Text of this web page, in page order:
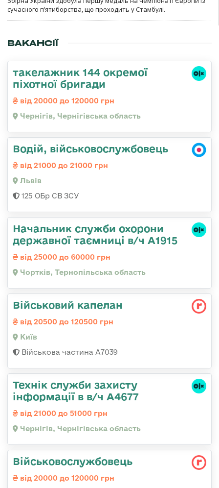
сучасного п’ятиборства, що проходить у Стамбулі.
ВАКАНСІЇ
такелажник 144 окремої
піхотної бригади
від 20000 до 120000 грн
Чернігів, Чернігівська область
Водій, військовослужбовець
від 21000 до 21000 грн
Львів
125 ОБр СВ ЗСУ
Начальник служби охорони
державної таємниці в/ч А1915
від 25000 до 60000 грн
Чортків, Тернопільська область
Військовий капелан
від 20500 до 120500 грн
Київ
Військова частина А7039
Технік служби захисту
інформації в в/ч А4677
від 21000 до 51000 грн
Чернігів, Чернігівська область
Військовослужбовець
від 20000 до 120000 грн